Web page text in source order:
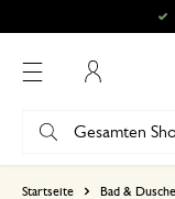
Startseite Bad & Dusche